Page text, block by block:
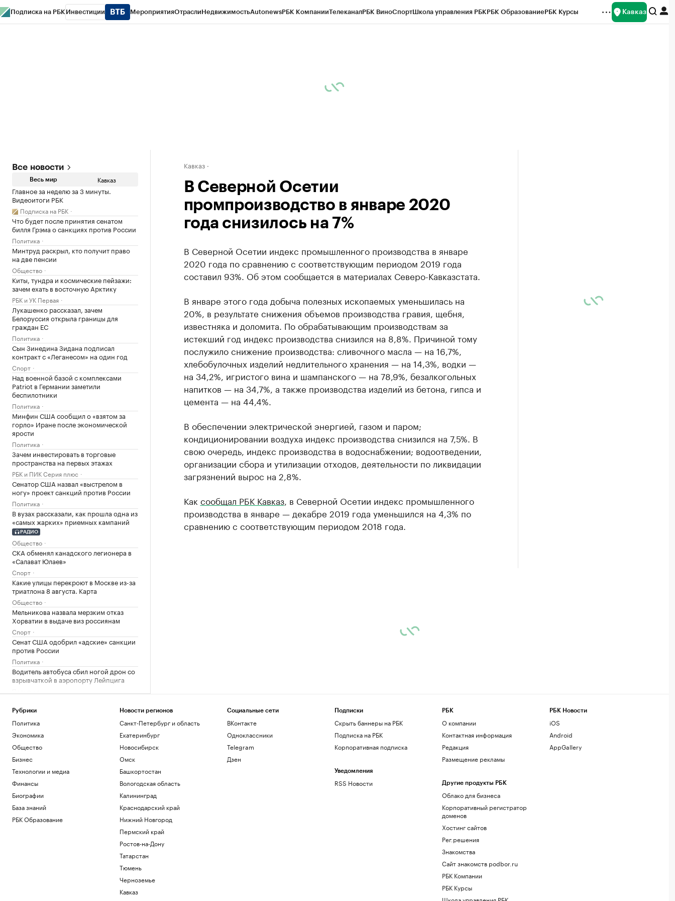
Подписка на РБК Инвестиции МероприятияОтраслиНедвижимостьAutonewsРБК КомпанииТелеканалРБК ВиноСпортШкола управления РБКРБК ОбразованиеРБК Курсы Кавказ
Все новости
Весь мир Кавказ
Главное за неделю за 3 минуты.
Видеоитоги РБК
Подписка на РБК
Что будет после принятия сенатом
билля Грэма о санкциях против России
Политика
Минтруд раскрыл, кто получит право
на две пенсии
Общество
Киты, тундра и космические пейзажи:
зачем ехать в восточную Арктику
РБК и УК Первая
Лукашенко рассказал, зачем
Белоруссия открыла границы для
граждан ЕС
Политика
Сын Зинедина Зидана подписал
контракт с «Леганесом» на один год
Спорт
Над военной базой с комплексами
Patriot в Германии заметили
беспилотники
Политика
Минфин США сообщил о «взятом за
горло» Иране после экономической
ярости
Политика
Зачем инвестировать в торговые
пространства на первых этажах
РБК и ПИК Серия плюс
Сенатор США назвал «выстрелом в
ногу» проект санкций против России
Политика
В вузах рассказали, как прошла одна из
«самых жарких» приемных кампаний
РАДИО
Общество
СКА обменял канадского легионера в
«Салават Юлаев»
Спорт
Какие улицы перекроют в Москве из-за
триатлона 8 августа. Карта
Общество
Мельникова назвала мерзким отказ
Хорватии в выдаче виз россиянам
Спорт
Сенат США одобрил «адские» санкции
против России
Политика
Водитель автобуса сбил ногой дрон со
взрывчаткой в аэропорту Лейпцига
последних днях Диего Марадоны
Спорт
заграждения, пытаясь попасть в
Россию
Общество
Перед пожаром на НПЗ Slovnaft в
Братиславе произошел взрыв
Общество
В каких странах дети при рождении
получают гражданство. Карта мира
Общество
Кавказ
В Северной Осетии
промпроизводство в январе 2020
года снизилось на 7%
В Северной Осетии индекс промышленного производства в январе
2020 года по сравнению с соответствующим периодом 2019 года
составил 93%. Об этом сообщается в материалах Северо-Кавказстата.
В январе этого года добыча полезных ископаемых уменьшилась на
20%, в результате снижения объемов производства гравия, щебня,
известняка и доломита. По обрабатывающим производствам за
истекший год индекс производства снизился на 8,8%. Причиной тому
послужило снижение производства: сливочного масла — на 16,7%,
хлебобулочных изделий недлительного хранения — на 14,3%, водки —
на 34,2%, игристого вина и шампанского — на 78,9%, безалкогольных
напитков — на 34,7%, а также производства изделий из бетона, гипса и
цемента — на 44,4%.
В обеспечении электрической энергией, газом и паром;
кондиционировании воздуха индекс производства снизился на 7,5%. В
свою очередь, индекс производства в водоснабжении; водоотведении,
организации сбора и утилизации отходов, деятельности по ликвидации
загрязнений вырос на 2,8%.
Как сообщал РБК Кавказ, в Северной Осетии индекс промышленного
производства в январе — декабре 2019 года уменьшился на 4,3% по
сравнению с соответствующим периодом 2018 года.
Рубрики
Политика
Экономика
Общество
Бизнес
Технологии и медиа
Финансы
Биографии
База знаний
РБК Образование
Новости регионов
Санкт-Петербург и область
Екатеринбург
Новосибирск
Омск
Башкортостан
Вологодская область
Калининград
Краснодарский край
Нижний Новгород
Пермский край
Ростов-на-Дону
Татарстан
Тюмень
Черноземье
Кавказ
Социальные сети
ВКонтакте
Одноклассники
Telegram
Дзен
Подписки
Скрыть баннеры на РБК
Подписка на РБК
Корпоративная подписка
Уведомления
RSS Новости
РБК
О компании
Контактная информация
Редакция
Размещение рекламы
Другие продукты РБК
Облако для бизнеса
Корпоративный регистратор
доменов
Хостинг сайтов
Рег.решения
Знакомства
Сайт знакомств podbor.ru
РБК Компании
РБК Курсы
РБК Новости
iOS
Android
AppGallery